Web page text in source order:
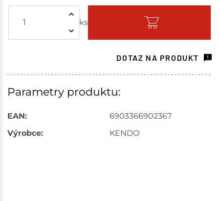
ks
Skladem - ihned k odeslání
Choceň 4 ks
Tišnov
DOTAZ NA PRODUKT
Parametry produktu:
EAN:
6903366902367
Výrobce:
KENDO